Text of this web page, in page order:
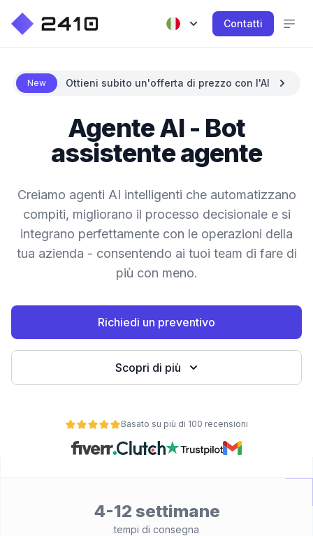
Contatti
New Ottieni subito un'offerta di prezzo con l'AI
Agente AI - Bot
assistente agente
Creiamo agenti AI intelligenti che automatizzano
compiti, migliorano il processo decisionale e si
integrano perfettamente con le operazioni della
tua azienda - consentendo ai tuoi team di fare di
più con meno.
Richiedi un preventivo
Scopri di più
Basato su più di 100 recensioni
4-12 settimane
tempi di consegna